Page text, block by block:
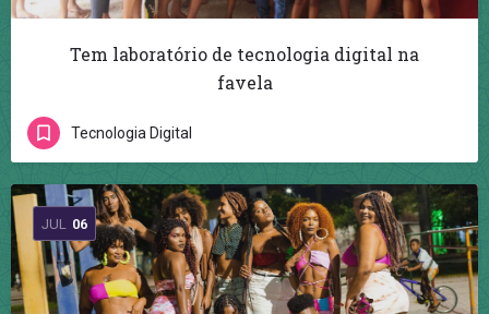
Tem laboratório de tecnologia digital na
favela
Tecnologia Digital
JUL 06